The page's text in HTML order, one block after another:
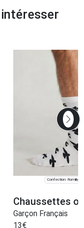
Confection: Romilly-
Chaussettes
Garçon Français
13€